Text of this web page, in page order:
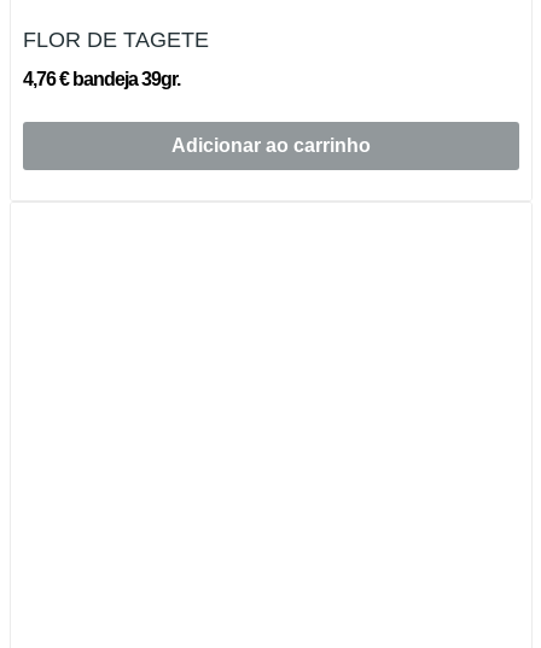
FLOR DE TAGETE
4,76 € bandeja 39gr.
Adicionar ao carrinho